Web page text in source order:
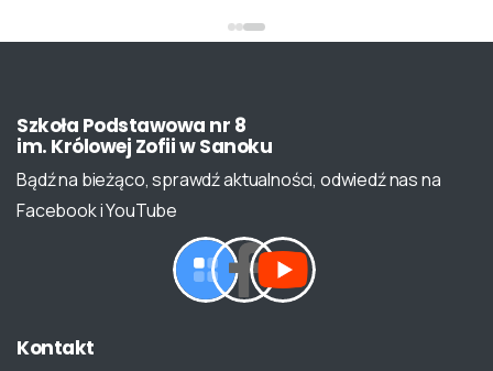
Szkoła Podstawowa nr 8
im. Królowej ZofiiwSanoku
Bądź na bieżąco, sprawdź aktualności, odwiedź nas na
Facebook i YouTube
Kontakt